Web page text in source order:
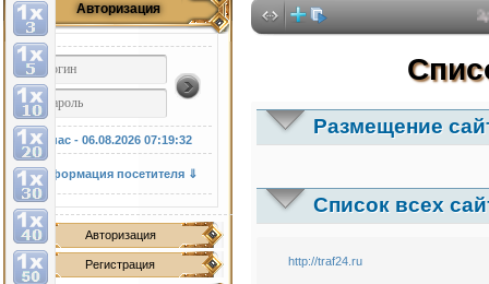
Авторизация
У нас - 06.08.202607:19:33
Информация посетителя ⇓
Авторизация
Регистрация
Здесь
Размещение
Список всех
http://traf24.ru